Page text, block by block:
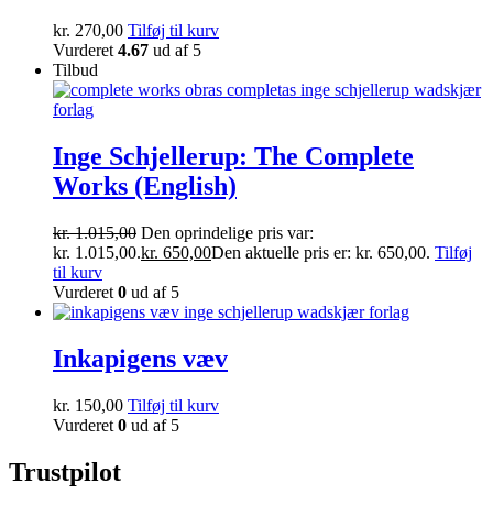
kr. 270,00 Tilføj til kurv
Vurderet 4.67 ud af 5
Tilbud
Inge Schjellerup: The Complete
Works (English)
kr.1.015,00 Den oprindelige pris var:
kr. 1.015,00.kr. 650,00Den aktuelle pris er: kr. 650,00. Tilføj
til kurv
Vurderet 0 ud af 5
Inkapigens væv
kr. 150,00 Tilføj til kurv
Vurderet 0 ud af 5
Trustpilot